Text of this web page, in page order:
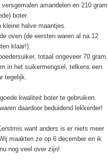
amandelen en 210 gram
boter.
kleine halve maantjes.
oven (de eersten waren al na 12
klaar!).
totaal ongeveer 70 gram.
in het suikermengsel, telkens een
tegelijk.
kwaliteit boter te gebruiken.
daardoor beduidend lekkerder!
want anders is er niets meer
maakten ze op 6 december en ik
nog veel over zijn!